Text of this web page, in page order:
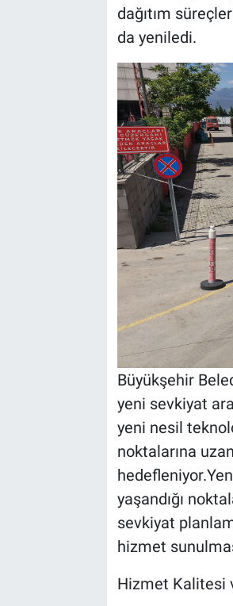
dağıtım
da yeniledi.
Büyükşehir
yeni sevkiyat
yeni nesil
noktalarına
yaşandığı
sevkiyat
hizmet
Hizmet Kalitesi